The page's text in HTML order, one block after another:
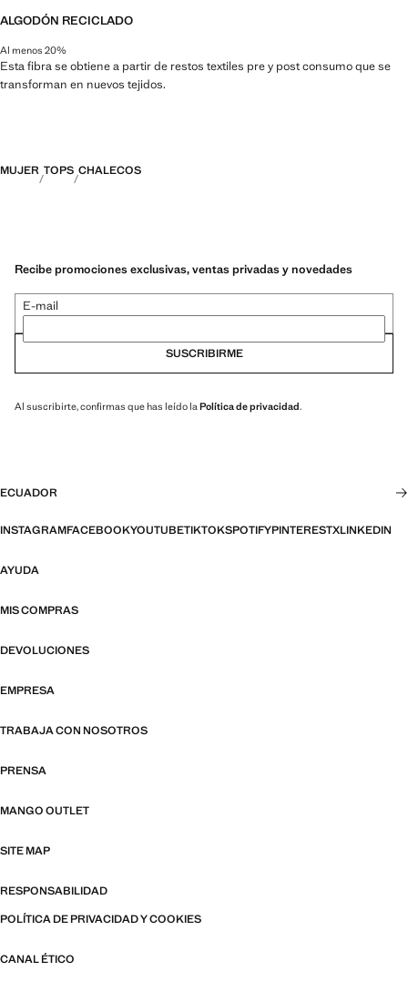
ALGODÓN RECICLADO
Al menos 20%
Esta fibra se obtiene a partir de restos textiles pre y post consumo que se
transforman en nuevos tejidos.
MUJER TOPS CHALECOS
Recibe promociones exclusivas, ventas privadas y novedades
E-mail
SUSCRIBIRME
Al suscribirte, confirmas que has leído la Política de privacidad.
ECUADOR
INSTAGRAMFACEBOOKYOUTUBETIKTOKSPOTIFYPINTERESTXLINKEDIN
AYUDA
MIS COMPRAS
DEVOLUCIONES
EMPRESA
TRABAJA CON NOSOTROS
PRENSA
MANGO OUTLET
SITE MAP
RESPONSABILIDAD
POLÍTICA DE PRIVACIDAD Y COOKIES
CANAL ÉTICO